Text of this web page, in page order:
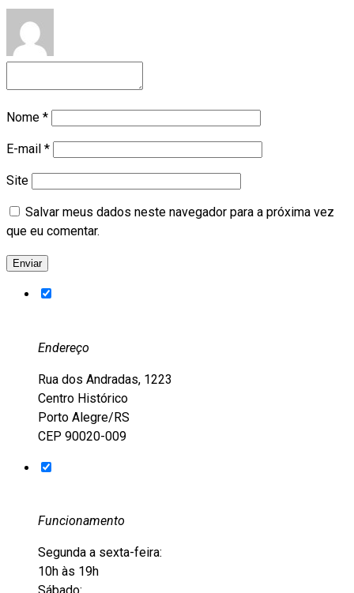
Nome *
E-mail *
Site
Salvar meus dados neste navegador para a próxima vez
que eu comentar.
Endereço
Rua dos Andradas, 1223
Centro Histórico
Porto Alegre/RS
CEP 90020-009
Funcionamento
Segunda a sexta-feira:
10h às 19h